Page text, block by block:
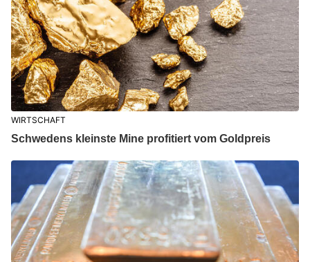
WIRTSCHAFT
Schwedens kleinste Mine profitiert vom Goldpreis